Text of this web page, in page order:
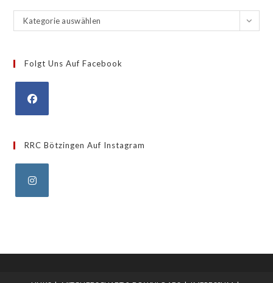
Archiv
/
Kategorie auswählen
Folgt Uns Auf Facebook
a
new
tab
RRC Bötzingen Auf Instagram